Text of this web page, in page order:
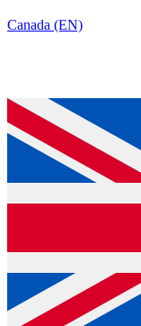
Canada (EN)